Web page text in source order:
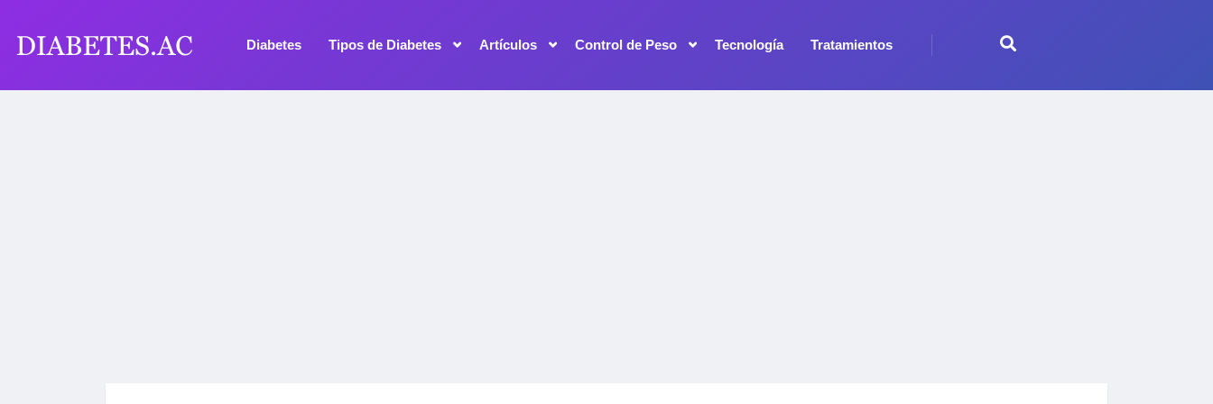
Diabetes Tipos de Diabetes Artículos Control de Peso Tecnología Tratamientos